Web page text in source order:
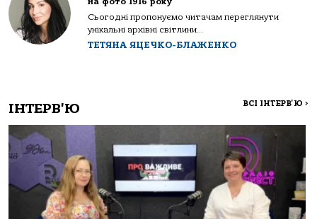
Сьогодні пропонуємо читачам переглянути
унікальні архівні світлини...
ТЕТЯНА ЯЦЕЧКО-БЛАЖЕНКО
ІНТЕРВ'Ю ВСІ ІНТЕРВ'Ю >